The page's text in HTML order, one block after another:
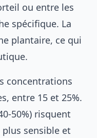
ou entre les
spécifique. La
plantaire, ce qui
concentrations
entre 15 et 25%.
50%) risquent
sensible et